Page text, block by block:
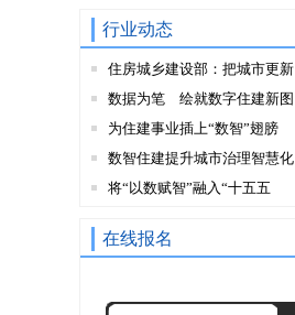
行业动态
住房城乡建设部：把城市更新
数据为笔 绘就数字住建新图
为住建事业插上“数智”翅膀
数智住建提升城市治理智慧化
将“以数赋智”融入“十五五
在线报名